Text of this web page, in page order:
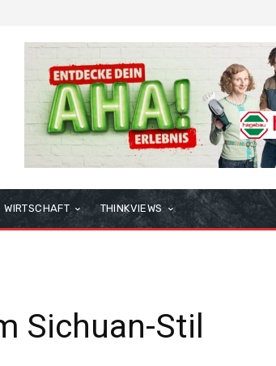
WIRTSCHAFT THINKVIEWS
Sichuan-Stil